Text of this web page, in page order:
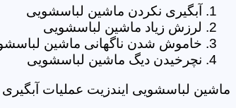
آبگیری نکردن ماشین لباسشویی
لرزش زیاد ماشین لباسشویی
خاموش شدن ناگهانی ماشین
نچرخیدن دیگ ماشین لباسشویی
ماشین لباسشویی ایندزیت عملیات آبگیری